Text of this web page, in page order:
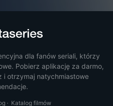
dla fanów seriali, którzy
Pobierz aplikację za darmo,
i otrzymaj natychmiastowe
· Katalog filmów